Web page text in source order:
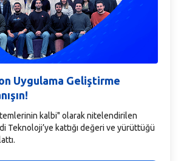
Uygulama Geliştirme
kalbi" olarak nitelendirilen
Teknoloji’ye kattığı değeri ve yürüttüğü